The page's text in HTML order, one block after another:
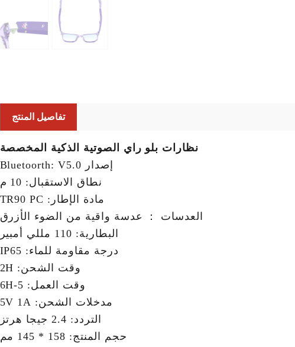
تفاصيل المنتج
نظارات بلو راي الصوتية الذكية المخصصة
إصدار Bluetoorth: V5.0
نطاق الاستقبال: 10 م
مادة الإطار: TR90 PC
العدسات ： عدسة واقية من الضوء الأزرق
البطارية: 110 مللي أمبير
درجة مقاومة للماء: IP65
وقت الشحن: 2H
وقت العمل: 5-6H
مدخلات الشحن: 5V 1A
التردد: 2.4 جيجا هرتز
حجم المنتج: 158 * 145 مم